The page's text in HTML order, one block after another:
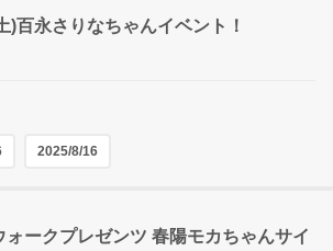
)百永さりなちゃんイベント！
2025/8/16
ォークプレゼンツ 春陽モカちゃんサイ